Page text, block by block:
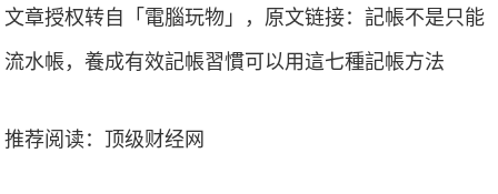
文章授权转自「電腦玩物」，原文链接：記帳不是只能
流水帳，養成有效記帳習慣可以用這七種記帳方法
推荐阅读： 顶级财经网